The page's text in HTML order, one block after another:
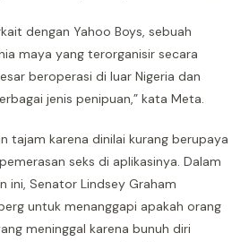
dengan Yahoo Boys, sebuah
maya yang terorganisir secara
beroperasi di luar Nigeria dan
jenis penipuan,” kata Meta.
tajam karena dinilai kurang berupaya
seks di aplikasinya. Dalam
ini, Senator Lindsey Graham
untuk menanggapi apakah orang
meninggal karena bunuh diri